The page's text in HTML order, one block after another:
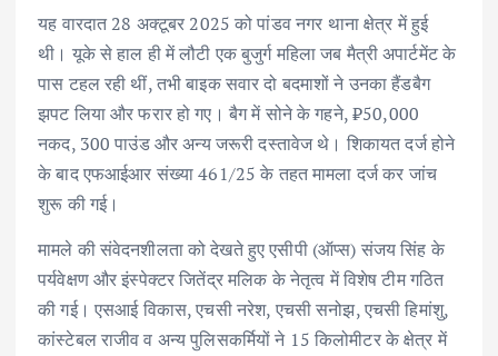
यह वारदात 28 अक्टूबर 2025 को पांडव नगर थाना क्षेत्र में हुई
थी। यूके से हाल ही में लौटी एक बुजुर्ग महिला जब मैत्री अपार्टमेंट के
पास टहल रही थीं, तभी बाइक सवार दो बदमाशों ने उनका हैंडबैग
झपट लिया और फरार हो गए। बैग में सोने के गहने, ₹50,000
नकद, 300 पाउंड और अन्य जरूरी दस्तावेज थे। शिकायत दर्ज होने
के बाद एफआईआर संख्या 461/25 के तहत मामला दर्ज कर जांच
शुरू की गई।
मामले की संवेदनशीलता को देखते हुए एसीपी (ऑप्स) संजय सिंह के
पर्यवेक्षण और इंस्पेक्टर जितेंद्र मलिक के नेतृत्व में विशेष टीम गठित
की गई। एसआई विकास, एचसी नरेश, एचसी सनोझ, एचसी हिमांशु,
कांस्टेबल राजीव व अन्य पुलिसकर्मियों ने 15 किलोमीटर के क्षेत्र में